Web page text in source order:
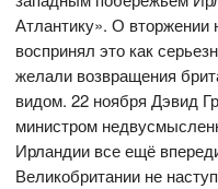
Атлантику». О вторжении
воспринял это как
желали возвращения
видом. 22 ноября Дэвид
министром
Ирландии все ещё
Великобритании не